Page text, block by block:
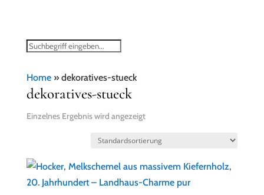
Home» dekoratives-stueck
dekoratives-stueck
Einzelnes Ergebnis wird angezeigt